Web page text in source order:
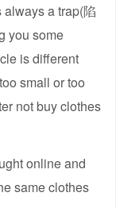
a trap(陷
you some
is different
small or too
not buy clothes
online and
same clothes